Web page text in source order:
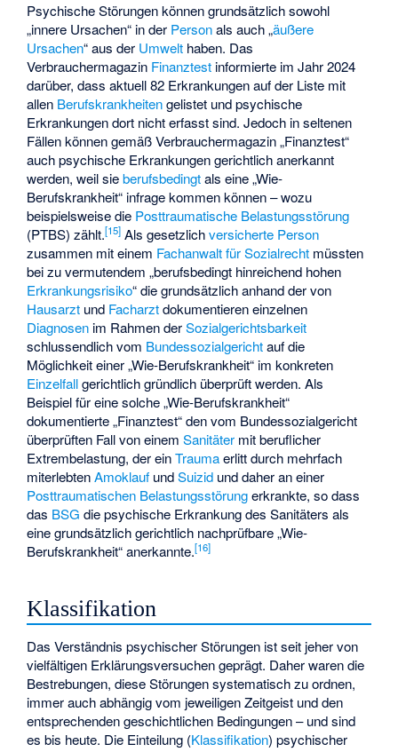
Psychische Störungen können grundsätzlich sowohl
„innere Ursachen“ in der Personals auch „äußere
Ursachen“ aus der Umwelt haben. Das
Verbrauchermagazin Finanztest informierte im Jahr 2024
darüber, dass aktuell 82 Erkrankungen auf der Liste mit
allen Berufskrankheitengelistet und psychische
Erkrankungen dort nicht erfasst sind. Jedoch in seltenen
Fällen können gemäß Verbrauchermagazin „Finanztest“
auch psychische Erkrankungen gerichtlich anerkannt
werden, weil sieberufsbedingtals eine „Wie-
Berufskrankheit“ infrage kommen können – wozu
beispielsweise die Posttraumatische Belastungsstörung
(PTBS) zählt.[15] Als gesetzlichversicherte Person
zusammen mit einem Fachanwalt für Sozialrecht müssten
bei zu vermutendem „berufsbedingt hinreichend hohen
Erkrankungsrisiko“ die grundsätzlich anhand der von
Hausarzt und Facharztdokumentieren einzelnen
Diagnosen im Rahmen derSozialgerichtsbarkeit
schlussendlich vom Bundessozialgerichtauf die
Möglichkeit einer „Wie-Berufskrankheit“ im konkreten
Einzelfallgerichtlich gründlich überprüft werden. Als
Beispiel für eine solche „Wie-Berufskrankheit“
dokumentierte „Finanztest“ den vom Bundessozialgericht
überprüften Fall von einemSanitäter mit beruflicher
Extrembelastung, der einTraumaerlitt durch mehrfach
miterlebtenAmoklauf undSuizid und daher an einer
Posttraumatischen Belastungsstörungerkrankte, so dass
das BSG die psychische Erkrankung des Sanitäters als
eine grundsätzlich gerichtlich nachprüfbare „Wie-
Berufskrankheit“ anerkannte.[16]
Klassifikation
Das Verständnis psychischer Störungen ist seit jeher von
vielfältigen Erklärungsversuchen geprägt. Daher waren die
Bestrebungen, diese Störungen systematisch zu ordnen,
immer auch abhängig vom jeweiligen Zeitgeist und den
entsprechenden geschichtlichen Bedingungen – und sind
es bis heute. Die Einteilung (Klassifikation) psychischer